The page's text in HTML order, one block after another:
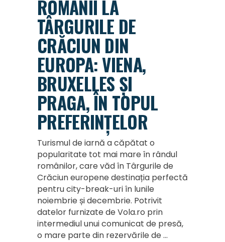
ROMÂNII LA
TÂRGURILE DE
CRĂCIUN DIN
EUROPA: VIENA,
BRUXELLES ȘI
PRAGA, ÎN TOPUL
PREFERINȚELOR
Turismul de iarnă a căpătat o
popularitate tot mai mare în rândul
românilor, care văd în Târgurile de
Crăciun europene destinația perfectă
pentru city-break-uri în lunile
noiembrie și decembrie. Potrivit
datelor furnizate de Vola.ro prin
intermediul unui comunicat de presă,
o mare parte din rezervările de